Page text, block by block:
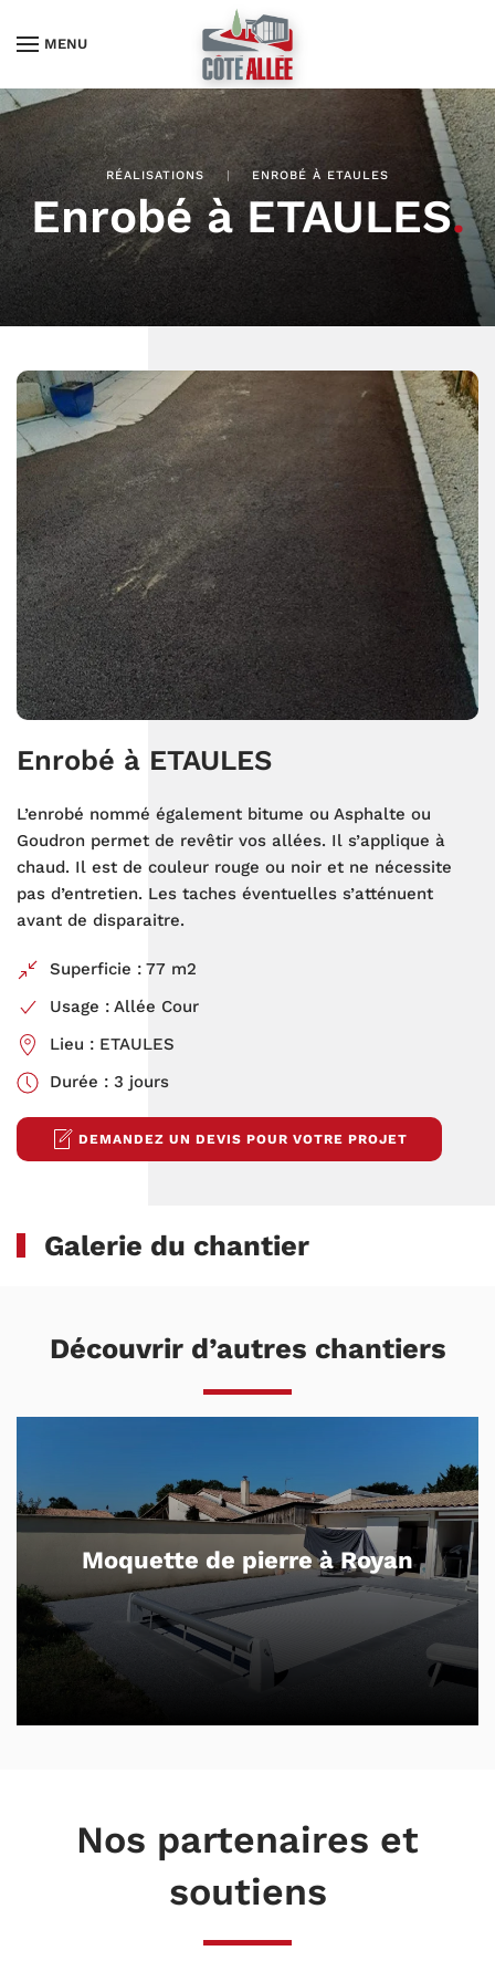
MENU
RÉALISATIONS ENROBÉ À ETAULES
Enrobé à ETAULES.
Enrobé à ETAULES
L’enrobé nommé également bitume ou Asphalte ou
Goudron permet de revêtir vos allées. Il s’applique à
chaud. Il est de couleur rouge ou noir et ne nécessite
pas d’entretien. Les taches éventuelles s’atténuent
avant de disparaitre.
Superficie : 77 m2
Usage : Allée Cour
Lieu : ETAULES
Durée : 3 jours
DEMANDEZ UN DEVIS POUR VOTRE PROJET
Galerie du chantier
Découvrir d’autres chantiers
Moquette de pierre à Royan
Nos partenaires et
soutiens